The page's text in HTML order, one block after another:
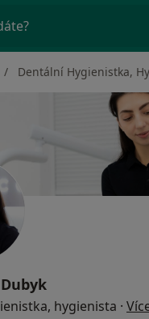
Dentální Hygienistka,
hygienista ·